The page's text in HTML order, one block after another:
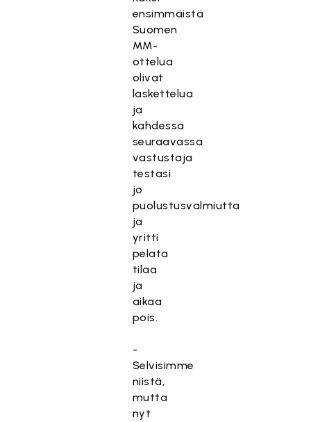
ensimmäistä
Suomen
MM-
ottelua
olivat
laskettelua
ja
kahdessa
seuraavassa
vastustaja
testasi
jo
puolustusvalmiutta
ja
yritti
pelata
tilaa
ja
aikaa
pois.
-
Selvisimme
niistä,
mutta
nyt